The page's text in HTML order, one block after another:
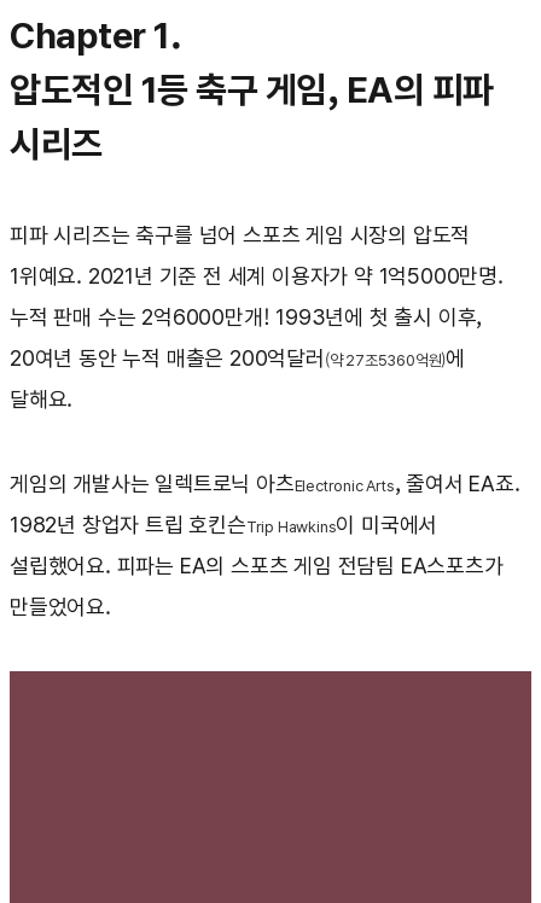
Chapter 1.
압도적인 1등 축구 게임, EA의 피파
시리즈
피파 시리즈는 축구를 넘어 스포츠 게임 시장의 압도적
1위예요. 2021년 기준 전 세계 이용자가 약 1억5000만명.
누적 판매 수는 2억6000만개! 1993년에 첫 출시 이후,
20여년 동안 누적 매출은 200억달러 (약 27조5360억원)에
달해요.
게임의 개발사는 일렉트로닉 아츠Electronic Arts, 줄여서 EA죠.
1982년 창업자 트립 호킨슨Trip Hawkins이 미국에서
설립했어요. 피파는 EA의 스포츠 게임 전담팀 EA스포츠가
만들었어요.